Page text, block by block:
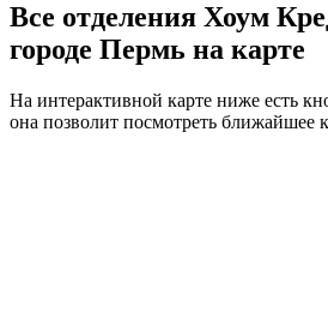
Все отделения Хоум
городе Пермь на карте
На интерактивной карте ниже есть
она позволит посмотреть ближайшее